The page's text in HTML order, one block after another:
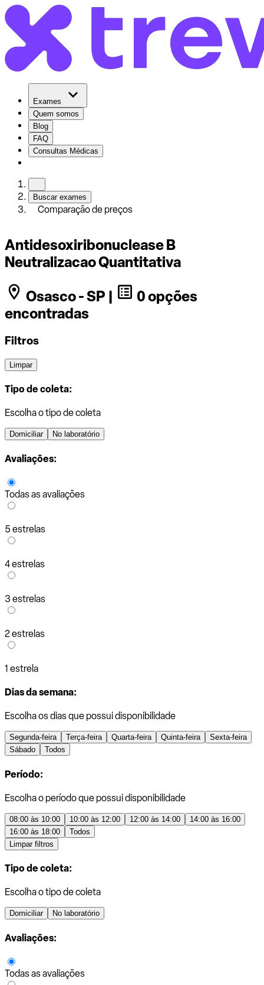
Exames
Quem somos
Blog
FAQ
Consultas Médicas
Buscar exames
Comparação de preços
Antidesoxiribonuclease B
Neutralizacao Quantitativa
Osasco - SP |
0 opções
encontradas
Filtros
Limpar
Tipo de coleta:
Escolha o tipo de coleta
Domiciliar No laboratório
Avaliações:
Todas as avaliações
5 estrelas
4 estrelas
3 estrelas
2 estrelas
1 estrela
Dias da semana:
Escolha os dias que possui disponibilidade
Segunda-feira Terça-feira Quarta-feira Quinta-feira
Sexta-feira
Sábado
Todos
Período:
Escolha o período que possui disponibilidade
08:00 às 10:00 10:00 às 12:00 12:00 às 14:00
14:00 às 16:00
16:00 às 18:00
Todos
Limpar filtros
Tipo de coleta:
Escolha o tipo de coleta
Domiciliar No laboratório
Avaliações:
Todas as avaliações